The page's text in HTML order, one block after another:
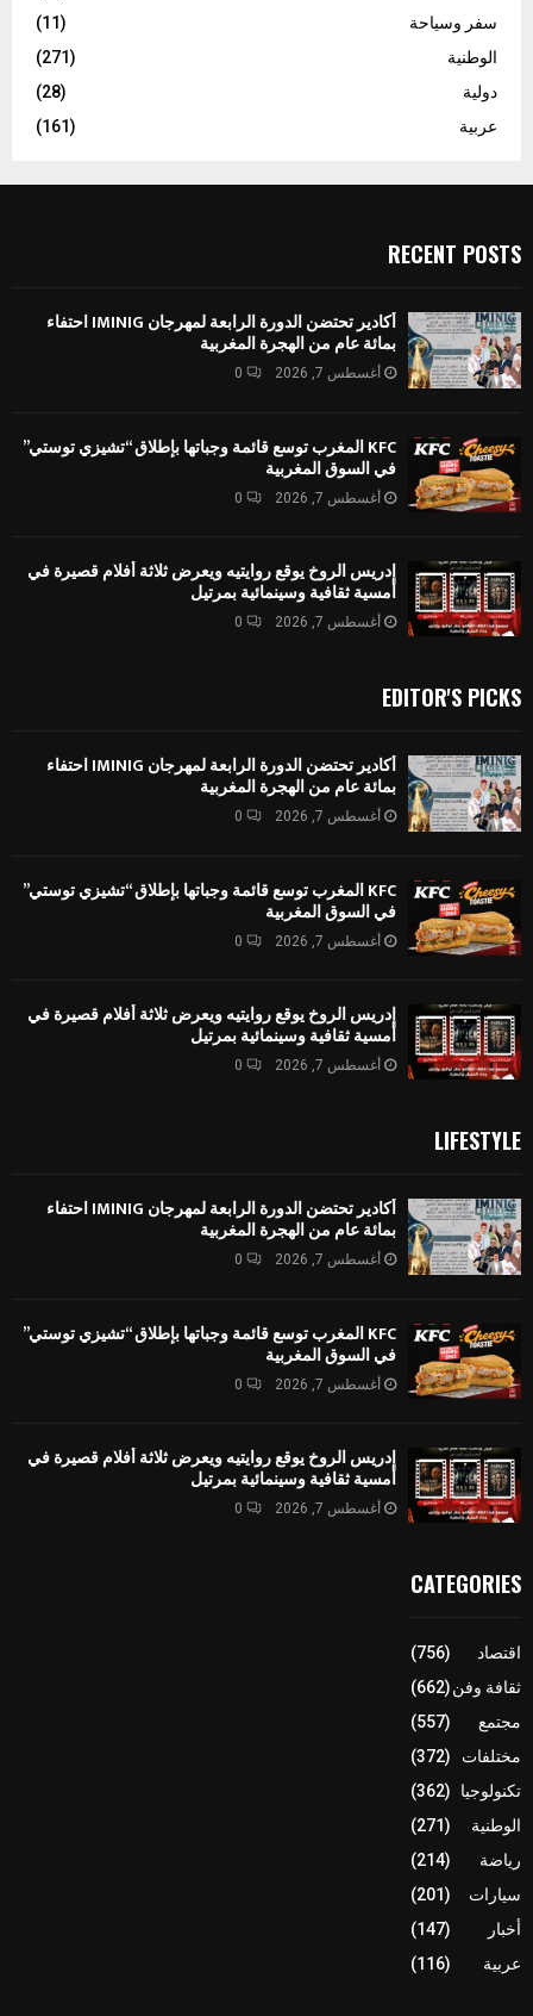
سفر وسياحة
(11)
الوطنية
(271)
دولية
(28)
عربية
(161)
RECENT POSTS
أكادير تحتضن الدورة الرابعة لمهرجان IMINIG احتفاء
بمائة عام من الهجرة المغربية
أغسطس 7, 2026 0
KFC المغرب توسع قائمة وجباتها بإطلاق “تشيزي توستي”
في السوق المغربية
أغسطس 7, 2026 0
إدريس الروخ يوقع روايتيه ويعرض ثلاثة أفلام قصيرة في
أمسية ثقافية وسينمائية بمرتيل
أغسطس 7, 2026 0
EDITOR'S PICKS
أكادير تحتضن الدورة الرابعة لمهرجان IMINIG احتفاء
بمائة عام من الهجرة المغربية
أغسطس 7, 2026 0
KFC المغرب توسع قائمة وجباتها بإطلاق “تشيزي توستي”
في السوق المغربية
أغسطس 7, 2026 0
إدريس الروخ يوقع روايتيه ويعرض ثلاثة أفلام قصيرة في
أمسية ثقافية وسينمائية بمرتيل
أغسطس 7, 2026 0
LIFESTYLE
أكادير تحتضن الدورة الرابعة لمهرجان IMINIG احتفاء
بمائة عام من الهجرة المغربية
أغسطس 7, 2026 0
KFC المغرب توسع قائمة وجباتها بإطلاق “تشيزي توستي”
في السوق المغربية
أغسطس 7, 2026 0
إدريس الروخ يوقع روايتيه ويعرض ثلاثة أفلام قصيرة في
أمسية ثقافية وسينمائية بمرتيل
أغسطس 7, 2026 0
CATEGORIES
اقتصاد
(756)
ثقافة وفن(662)
مجتمع
(557)
مختلفات
(372)
تكنولوجيا
(362)
الوطنية
(271)
رياضة
(214)
سيارات
(201)
أخبار
(147)
عربية
(116)